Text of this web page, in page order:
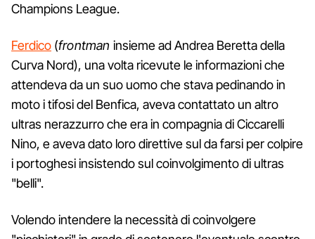
Champions League.
Ferdico (frontman insieme ad Andrea Beretta della
Curva Nord), una volta ricevute le informazioni che
attendeva da un suo uomo che stava pedinando in
moto i tifosi del Benfica, aveva contattato un altro
ultras nerazzurro che era in compagnia di Ciccarelli
Nino, e aveva dato loro direttive sul da farsi per colpire
i portoghesi insistendo sul coinvolgimento di ultras
"belli".
Volendo intendere la necessità di coinvolgere